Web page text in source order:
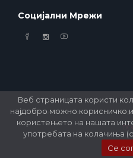
Веб страницата користи
најдобро можно корисничко
користењето на нашата
употребата на колачиња
Се
Социјални Мрежи
© 2026 Ledikom Mobile Store. All